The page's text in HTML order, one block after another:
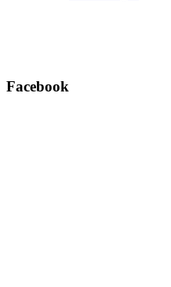
Facebook